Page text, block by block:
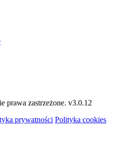
prawa zastrzeżone. v3.0.12
prywatności Polityka cookies